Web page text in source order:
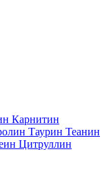
Карнитин
Таурин Теанин
Цитруллин